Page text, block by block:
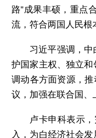
路”成果丰硕，重点
流，符合两国人民根
习近平强调，
护国家主权、独立
调动各方面资源，
议，加强在联合国
卢卡申科表示
入，为白经济社会